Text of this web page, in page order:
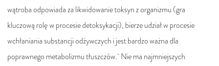
wątroba odpowiada za likwidowanie toksyn z organizmu (gra
kluczową rolę w procesie detoksykacji), bierze udział w procesie
wchłaniania substancji odżywczych i jest bardzo ważna dla
poprawnego metabolizmu tłuszczów. Nie ma najmniejszych